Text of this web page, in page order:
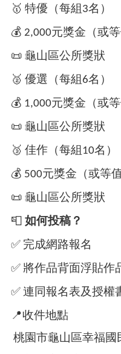
策
政
網
資
開
宣
告
網
站
政
🥇 特優（每組3名）
💰 2,000元獎金（或等
📜 龜山區公所獎狀
🥈 優選（每組6名）
💰 1,000元獎金（或等
📜 龜山區公所獎狀
🥉 佳作（每組10名）
💰 500元獎金（或等
📜 龜山區公所獎狀
📮 如何投稿？
✅ 完成網路報名
✅ 將作品背面浮貼作
✅ 連同報名表及授權
📍收件地點
桃園市龜山區幸福國